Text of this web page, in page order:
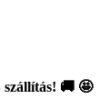
🚚 🤩